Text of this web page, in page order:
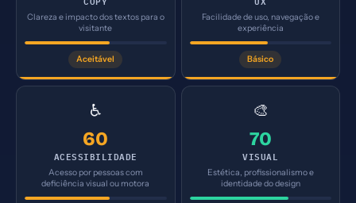
Clareza e impacto dos textos para o
visitante
Aceitável
Facilidade de uso, navegação e
experiência
Básico
♿
60
ACESSIBILIDADE
Acesso por pessoas com
deficiência visual ou motora
🎨
70
VISUAL
Estética, profissionalismo e
identidade do design